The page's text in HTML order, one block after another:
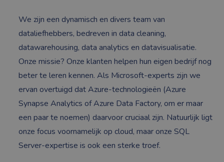
We zijn een dynamisch en divers team van
dataliefhebbers, bedreven in data cleaning,
datawarehousing, data analytics en datavisualisatie.
Onze missie? Onze klanten helpen hun eigen bedrijf nog
beter te leren kennen. Als Microsoft-experts zijn we
ervan overtuigd dat Azure-technologieën (Azure
Synapse Analytics of Azure Data Factory, om er maar
een paar te noemen) daarvoor cruciaal zijn. Natuurlijk ligt
onze focus voornamelijk op cloud, maar onze SQL
Server-expertise is ook een sterke troef.